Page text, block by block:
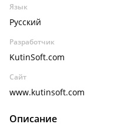
Язык
Русский
Разработчик
KutinSoft.com
Сайт
www.kutinsoft.com
Описание